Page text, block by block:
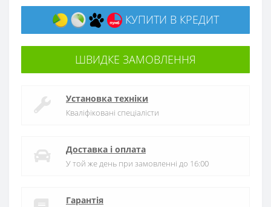
КУПИТИ В КРЕДИТ
ШВИДКЕ ЗАМОВЛЕННЯ
Установка техніки
Кваліфіковані спеціалісти
Доставка і оплата
У той же день при замовленні до 16:00
Гарантія